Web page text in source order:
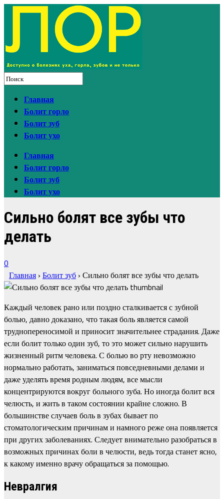
Главная
Болит горло
Болит зуб
Болит ухо
Главная
Болит горло
Болит зуб
Болит ухо
Сильно болят все зубы что
делать
0
Главная › Болит зуб › Сильно болят все зубы что делать
Каждый человек рано или поздно сталкивается с зубной
болью, давно доказано, что такая боль является самой
труднопереносимой и приносит значительнее страдания. Даже
если болит только один зуб, то это может сильно нарушить
жизненный ритм человека. С болью во рту невозможно
нормально работать, заниматься повседневными делами и
даже уделять время родным людям, все мысли
концентрируются вокруг больного зуба. Но иногда болит вся
челюсть, и жить в таком состоянии крайне сложно. В
большинстве случаев боль в зубах бывает по
стоматологическим причинам и намного реже она появляется
при других заболеваниях. Следует внимательно разобраться в
возможных причинах боли в челюсти, ведь тогда станет ясно,
к какому именно врачу обращаться за помощью.
Невралгия